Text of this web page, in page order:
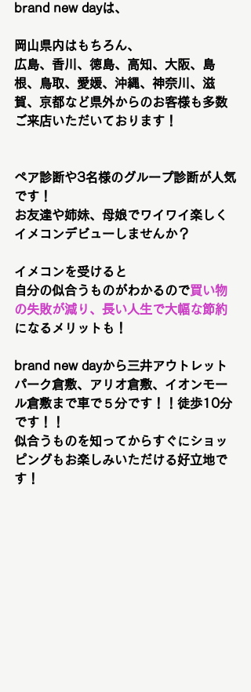
brand new dayは、
岡山県内はもちろん、
広島、香川、徳島、高知、大阪、島
根、鳥取、愛媛、沖縄、神奈川、滋
賀、京都など県外からのお客様も多数
ご来店いただいております！
ペア診断や3名様のグループ診断が人気
です！
お友達や姉妹、母娘でワイワイ楽しく
イメコンデビューしませんか？
イメコンを受けると
自分の似合うものがわかるので買い物
の失敗が減り、長い人生で大幅な節約
になるメリットも！
brand new dayから三井アウトレット
パーク倉敷、アリオ倉敷、イオンモー
ル倉敷まで車で５分です！！徒歩10分
です！！
似合うものを知ってからすぐにショッ
ピングもお楽しみいただける好立地で
す！